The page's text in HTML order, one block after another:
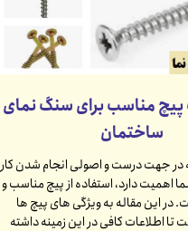
مناسب برای سنگ نمای
ساختمان
در جهت درست و اصولی انجام شدن کار
اهمیت دارد، استفاده از پیچ مناسب و
در این مقاله به ویژگی های پیچ ها
تا اطلاعات کافی در این زمینه داشته